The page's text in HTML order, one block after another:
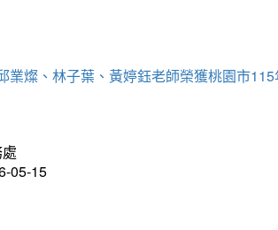
業燦、林子葉、黃婷鈺老師榮獲桃園市
05-15